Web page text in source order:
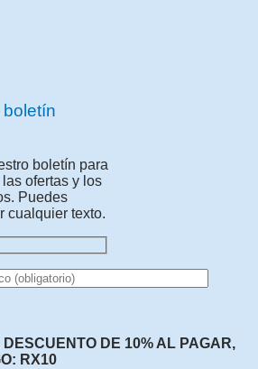
boletín para
ofertas y los
Puedes
cualquier texto.
DE 10% AL PAGAR,
RX10